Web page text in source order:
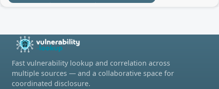
Fast vulnerability lookup and correlation across
multiple sources — and a collaborative space for
coordinated disclosure.